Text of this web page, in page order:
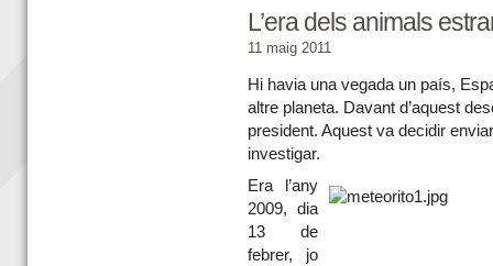
L’era dels animals
11 maig 2011
Hi havia una vegada un país,
altre planeta. Davant d’aquest
president. Aquest va decidir
investigar.
Era l’any
2009, dia
13 de
febrer, jo